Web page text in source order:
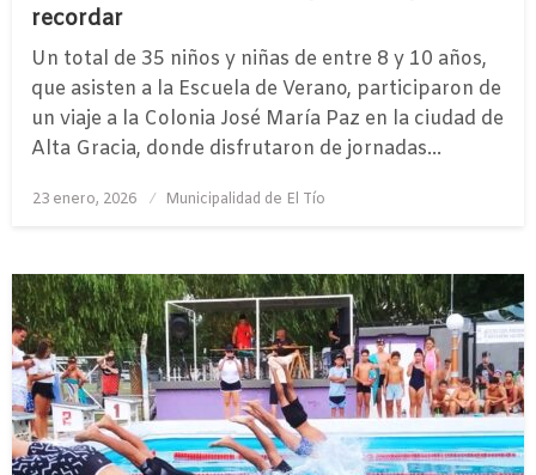
recordar
Un total de 35 niños y niñas de entre 8 y 10 años,
que asisten a la Escuela de Verano, participaron de
un viaje a la Colonia José María Paz en la ciudad de
Alta Gracia, donde disfrutaron de jornadas…
Publicado
23 enero, 2026 Municipalidad de El Tío